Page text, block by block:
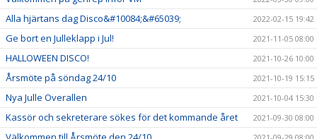
Alla hjärtans dag Disco&#10084;&#65039; 2022-02-15 19:42
Ge bort en Julleklapp i Jul! 2021-11-05 08:00
HALLOWEEN DISCO! 2021-10-26 10:00
Årsmöte på söndag 24/10 2021-10-19 15:15
Nya Julle Overallen 2021-10-04 15:30
Kassör och sekreterare sökes för det kommande året 2021-09-30 08:00